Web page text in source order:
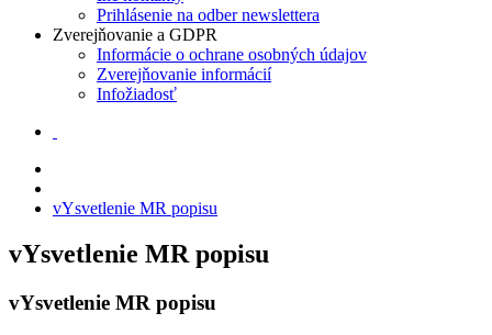
Prihlásenie na odber newslettera
Zverejňovanie a GDPR
Informácie o ochrane osobných údajov
Zverejňovanie informácií
Infožiadosť
vYsvetlenie MR popisu
vYsvetlenie MR popisu
vYsvetlenie MR popisu